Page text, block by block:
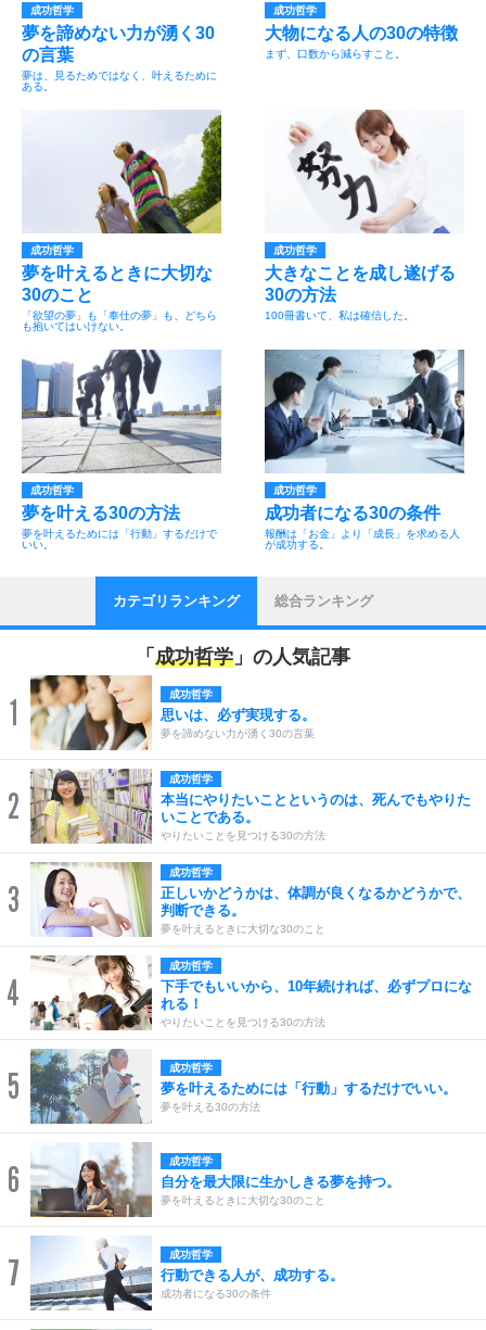
成功哲学
夢を諦めない力が湧く30
の言葉
夢は、見るためではなく、叶えるために
ある。
成功哲学
大物になる人の30の特徴
まず、口数から減らすこと。
成功哲学
夢を叶えるときに大切な
30のこと
「欲望の夢」も「奉仕の夢」も、どちら
も抱いてはいけない。
成功哲学
大きなことを成し遂げる
30の方法
100冊書いて、私は確信した。
成功哲学
夢を叶える30の方法
夢を叶えるためには「行動」するだけで
いい。
成功哲学
成功者になる30の条件
報酬は「お金」より「成長」を求める人
が成功する。
カテゴリランキング 総合ランキング
「 成功哲学 」の人気記事
1 成功哲学
思いは、必ず実現する。
夢を諦めない力が湧く30の言葉
2
成功哲学
本当にやりたいことというのは、死んでもやりた
いことである。
やりたいことを見つける30の方法
3
成功哲学
正しいかどうかは、体調が良くなるかどうかで、
判断できる。
夢を叶えるときに大切な30のこと
4
成功哲学
下手でもいいから、10年続ければ、必ずプロにな
れる！
やりたいことを見つける30の方法
5 成功哲学
夢を叶えるためには「行動」するだけでいい。
夢を叶える30の方法
6 成功哲学
自分を最大限に生かしきる夢を持つ。
夢を叶えるときに大切な30のこと
7 成功哲学
行動できる人が、成功する。
成功者になる30の条件